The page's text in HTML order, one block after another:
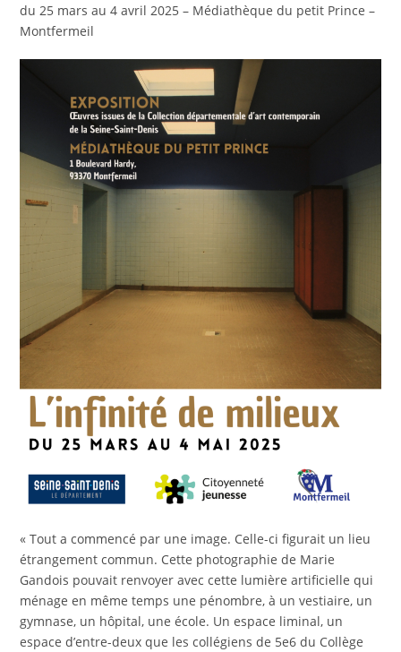
du 25 mars au 4 avril 2025 – Médiathèque du petit Prince –
Montfermeil
« Tout a commencé par une image. Celle-ci figurait un lieu
étrangement commun. Cette photographie de Marie
Gandois pouvait renvoyer avec cette lumière artificielle qui
ménage en même temps une pénombre, à un vestiaire, un
gymnase, un hôpital, une école. Un espace liminal, un
espace d’entre-deux que les collégiens de 5e6 du Collège